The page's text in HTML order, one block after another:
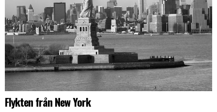
Flykten från New York